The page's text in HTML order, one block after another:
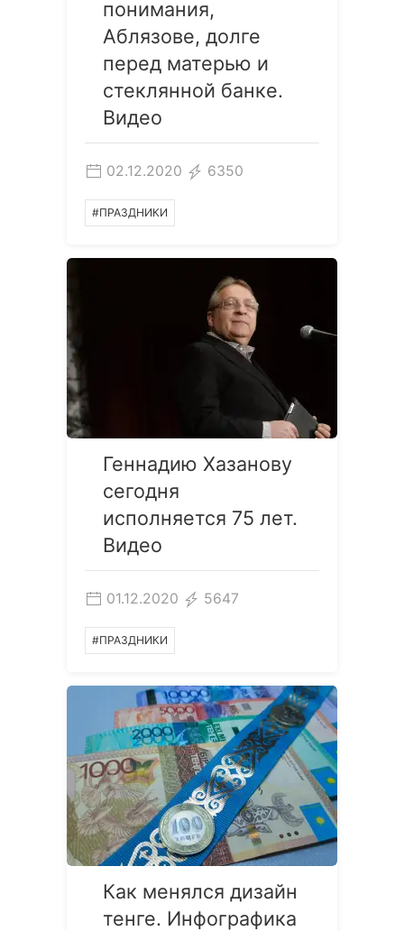
понимания,
Аблязове, долге
перед матерью и
стеклянной банке.
Видео
02.12.2020 6350
#ПРАЗДНИКИ
Геннадию Хазанову
сегодня
исполняется 75 лет.
Видео
01.12.2020 5647
#ПРАЗДНИКИ
Как менялся дизайн
тенге. Инфографика